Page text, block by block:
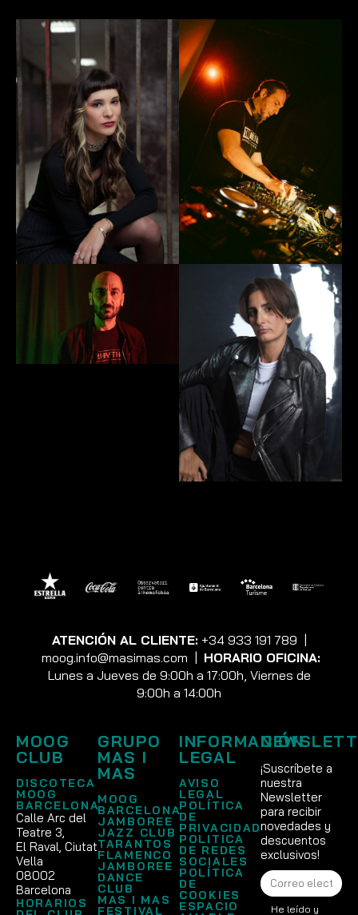
ATENCIÓN AL CLIENTE: +34 933 191 789 |
moog.info@masimas.com | HORARIO OFICINA:
Lunes a Jueves de 9:00h a 17:00h, Viernes de
9:00h a 14:00h
MOOG
CLUB
DISCOTECA
MOOG
BARCELONA
Calle Arc del
Teatre 3,
El Raval, Ciutat
Vella
08002
Barcelona
HORARIOS
GRUPO
MAS I
MAS
MOOG
BARCELONA
JAMBOREE
JAZZ CLUB
TARANTOS
FLAMENCO
JAMBOREE
DANCE
CLUB
MAS I MAS
FESTIVAL
INFORMACIÓN
LEGAL
AVISO
LEGAL
POLÍTICA
DE
PRIVACIDAD
POLITICA
DE REDES
SOCIALES
POLÍTICA
DE
COOKIES
ESPACIO
¡Suscríbete a
nuestra
Newsletter
para recibir
novedades y
descuentos
exclusivos!
He leído y